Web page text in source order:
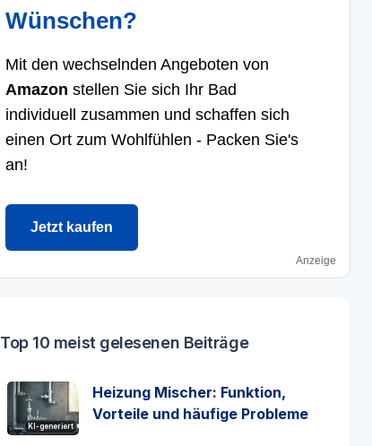
Wünschen?
Mit den wechselnden Angeboten von
Amazon stellen Sie sich Ihr Bad
individuell zusammen und schaffen sich
einen Ort zum Wohlfühlen - Packen Sie's
an!
Jetzt kaufen
Anzeige
Top 10 meist gelesenen Beiträge
KI-generiert
Heizung Mischer: Funktion,
Vorteile und häufige Probleme